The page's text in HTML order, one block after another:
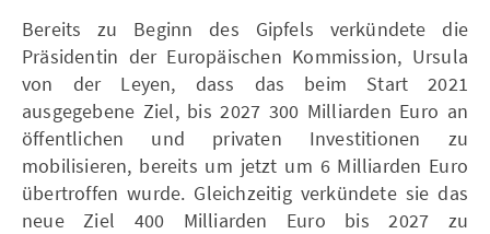
Bereits zu Beginn des Gipfels verkündete die
Präsidentin der Europäischen Kommission, Ursula
von der Leyen, dass das beim Start 2021
ausgegebene Ziel, bis 2027 300 Milliarden Euro an
öffentlichen und privaten Investitionen zu
mobilisieren, bereits um jetzt um 6 Milliarden Euro
übertroffen wurde. Gleichzeitig verkündete sie das
neue Ziel 400 Milliarden Euro bis 2027 zu